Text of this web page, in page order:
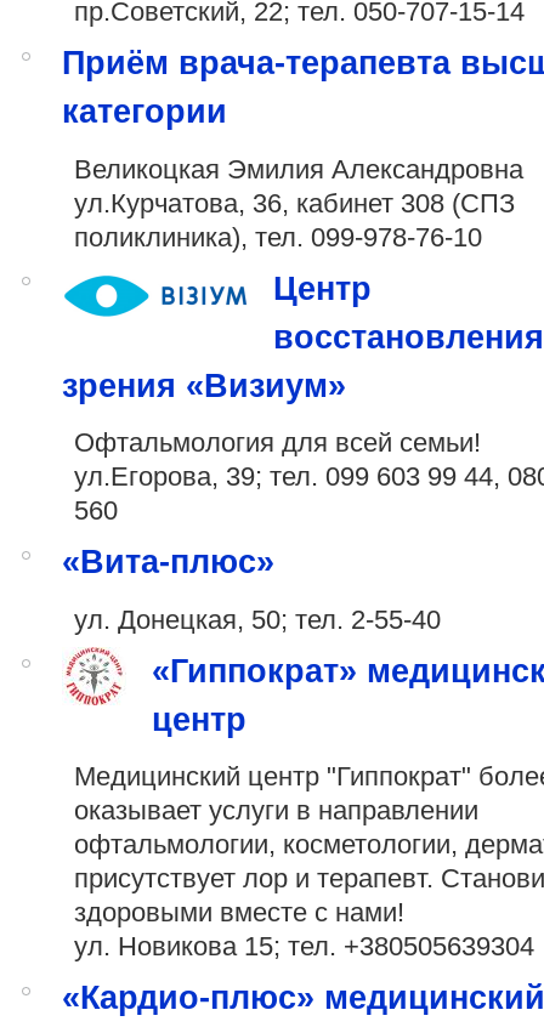
пр.Советский, 22; тел. 050-707-15-14
Приём врача-терапевта
категории
Великоцкая Эмилия Александровна
ул.Курчатова, 36, кабинет 308 (СПЗ
поликлиника), тел. 099-978-76-10
Центр
восстановления
зрения «Визиум»
Офтальмология для всей семьи!
ул.Егорова, 39; тел. 099 603 99 44,
560
«Вита-плюс»
ул. Донецкая, 50; тел. 2-55-40
«Гиппократ»
центр
Медицинский центр "Гиппократ"
оказывает услуги в направлении
офтальмологии, косметологии,
присутствует лор и терапевт.
здоровыми вместе с нами!
ул. Новикова 15; тел. +380505639304
«Кардио-плюс» медицинский